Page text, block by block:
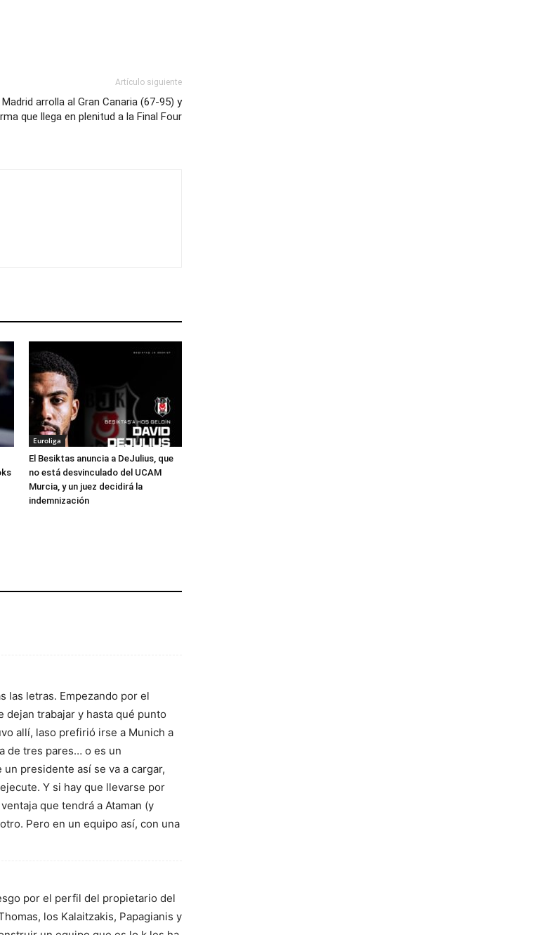
Artículo siguiente
Madrid arrolla al Gran Canaria (67-95) y
que llega en plenitud a la Final Four
Euroliga
El Besiktas anuncia a DeJulius, que
no está desvinculado del UCAM
Murcia, y un juez decidirá la
indemnización
las letras. Empezando por el
dejan trabajar y hasta qué punto
allí, laso prefirió irse a Munich a
de tres pares… o es un
presidente así se va a cargar,
Y si hay que llevarse por
que tendrá a Ataman (y
Pero en un equipo así, con una
por el perfil del propietario del
los Kalaitzakis, Papagianis y